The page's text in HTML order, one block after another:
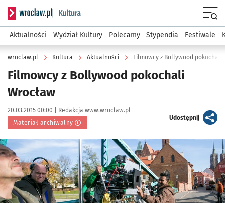
Serwis informacyjny wroclaw.pl podserwis: Kultura
Aktualności Wydział Kultury Polecamy Stypendia Festiwale
wroclaw.pl Kultura Aktualności Filmowcy z Bollywood pokochali
Filmowcy z Bollywood pokochali
Wrocław
Data publikacji:
20.03.2015 00:00 | Autor:
Redakcja www.wroclaw.pl
Materiał archiwalny
Udostępnijartykuł
Kliknij, aby powiększyć